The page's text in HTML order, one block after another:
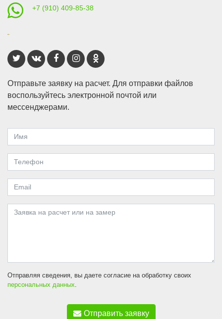
+7 (910) 409-85-38
Отправьте заявку на расчет. Для отправки файлов
воспользуйтесь электронной почтой или
мессенджерами.
Отправляя сведения, вы даете согласие на обработку своих
персональных данных
Отправить заявку